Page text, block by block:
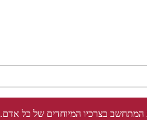
המתחשב בצרכיו המיוחדים של כל אדם.